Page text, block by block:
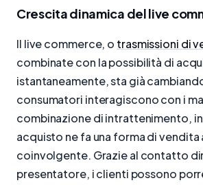
Crescita dinamica del live
Il live commerce, o trasmissioni di
combinate con la possibilità di
istantaneamente, sta già
consumatori interagiscono con i
combinazione di intrattenimento,
acquisto ne fa una forma di
coinvolgente. Grazie al contatto
presentatore, i clienti possono